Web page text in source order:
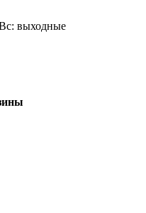
выходные